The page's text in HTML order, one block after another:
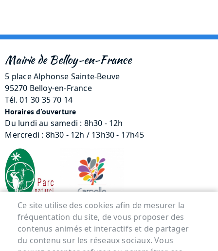
Mairie de Belloy-en-France
5 place Alphonse Sainte-Beuve
95270 Belloy-en-France
Tél. 01 30 35 70 14
Horaires d'ouverture
Du lundi au samedi : 8h30 - 12h
Mercredi : 8h30 - 12h / 13h30 - 17h45
Menu Pied de page
Ce site utilise des cookies afin de mesurer la
fréquentation du site, de vous proposer des
contenus animés et interactifs et de partager
du contenu sur les réseaux sociaux. Vous